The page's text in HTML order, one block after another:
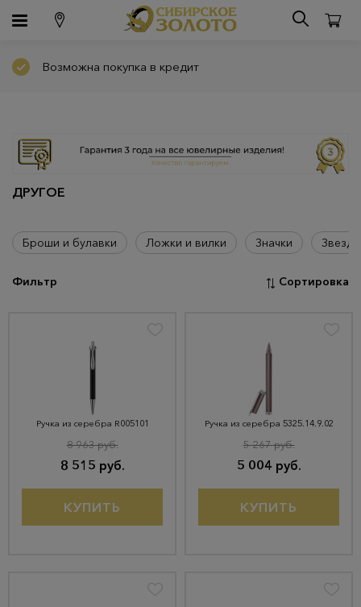
Возможна покупка в кредит
ДРУГОЕ
Броши и булавки Ложки и вилки Значки Звезды
Фильтр Сортировка
Ручка из серебра R005101
8 515 руб.
8 963 руб.
КУПИТЬ
Ручка из серебра 5325.14.9.02
5 004 руб.
5 267 руб.
КУПИТЬ